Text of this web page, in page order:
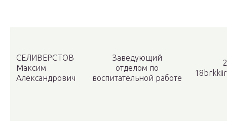
СЕЛИВЕРСТОВ
Максим
Александрович
Заведующий
отделом по
воспитательной работе